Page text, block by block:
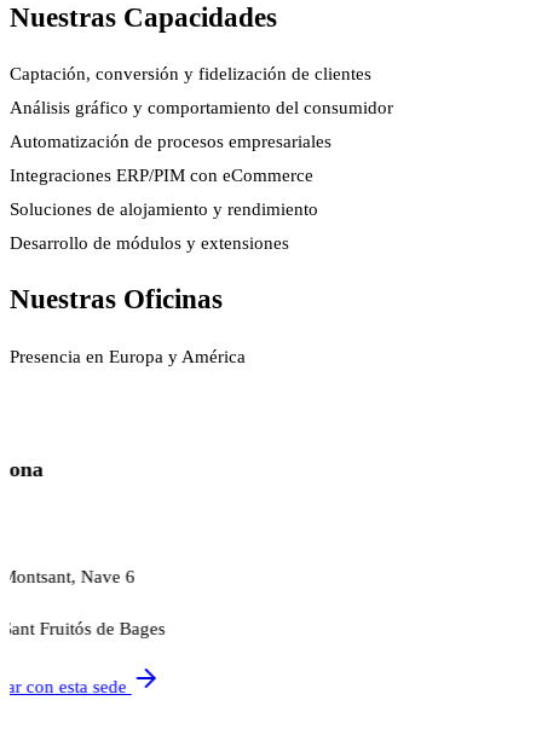
Nuestras Capacidades
Captación, conversión y fidelización de clientes
Análisis gráfico y comportamiento del consumidor
Automatización de procesos empresariales
Integraciones ERP/PIM con eCommerce
Soluciones de alojamiento y rendimiento
Desarrollo de módulos y extensiones
Nuestras Oficinas
Presencia en Europa y América
Nave 6
Fruitós de Bages
con esta sede